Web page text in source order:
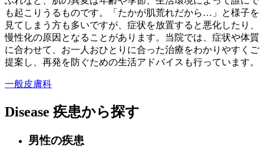
も起こりうるものです。「たかが肌荒れだから…」と様子を
見てしまう方も多いですが、症状を放置すると悪化したり、
慢性化の原因となることがあります。当院では、症状や体質
に合わせて、お一人おひとりに合った治療をわかりやすくご
提案し、再発を防ぐための生活アドバイスも行っています。
一般皮膚科
Disease 疾患から探す
男性の疾患